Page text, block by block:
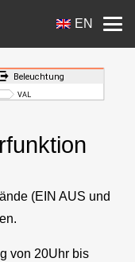
EN
(EIN AUS und
von 20Uhr bis